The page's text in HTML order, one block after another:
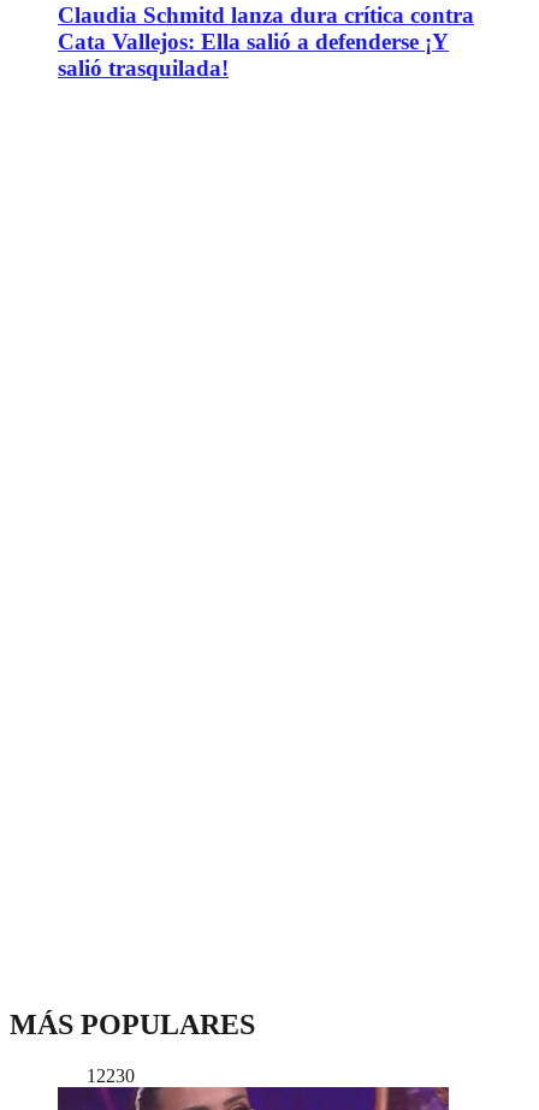
Claudia Schmitd lanza dura crítica contra
Cata Vallejos: Ella salió a defenderse ¡Y
salió trasquilada!
MÁS POPULARES
12230